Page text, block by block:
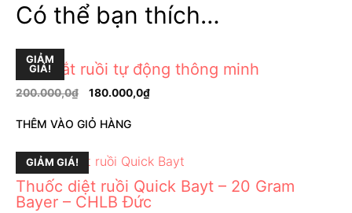
Có thể bạn thích…
GIẢM
GIÁ!
Máy bắt ruồi tự động thông minh
200.000,0₫ 180.000,0₫
THÊM VÀO GIỎ HÀNG
GIẢM GIÁ!
Thuốc diệt ruồi Quick Bayt – 20 Gram
Bayer – CHLB Đức